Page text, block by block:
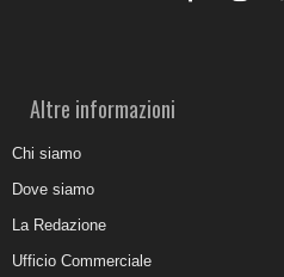
Altre informazioni
Chi siamo
Dove siamo
La Redazione
Ufficio Commerciale